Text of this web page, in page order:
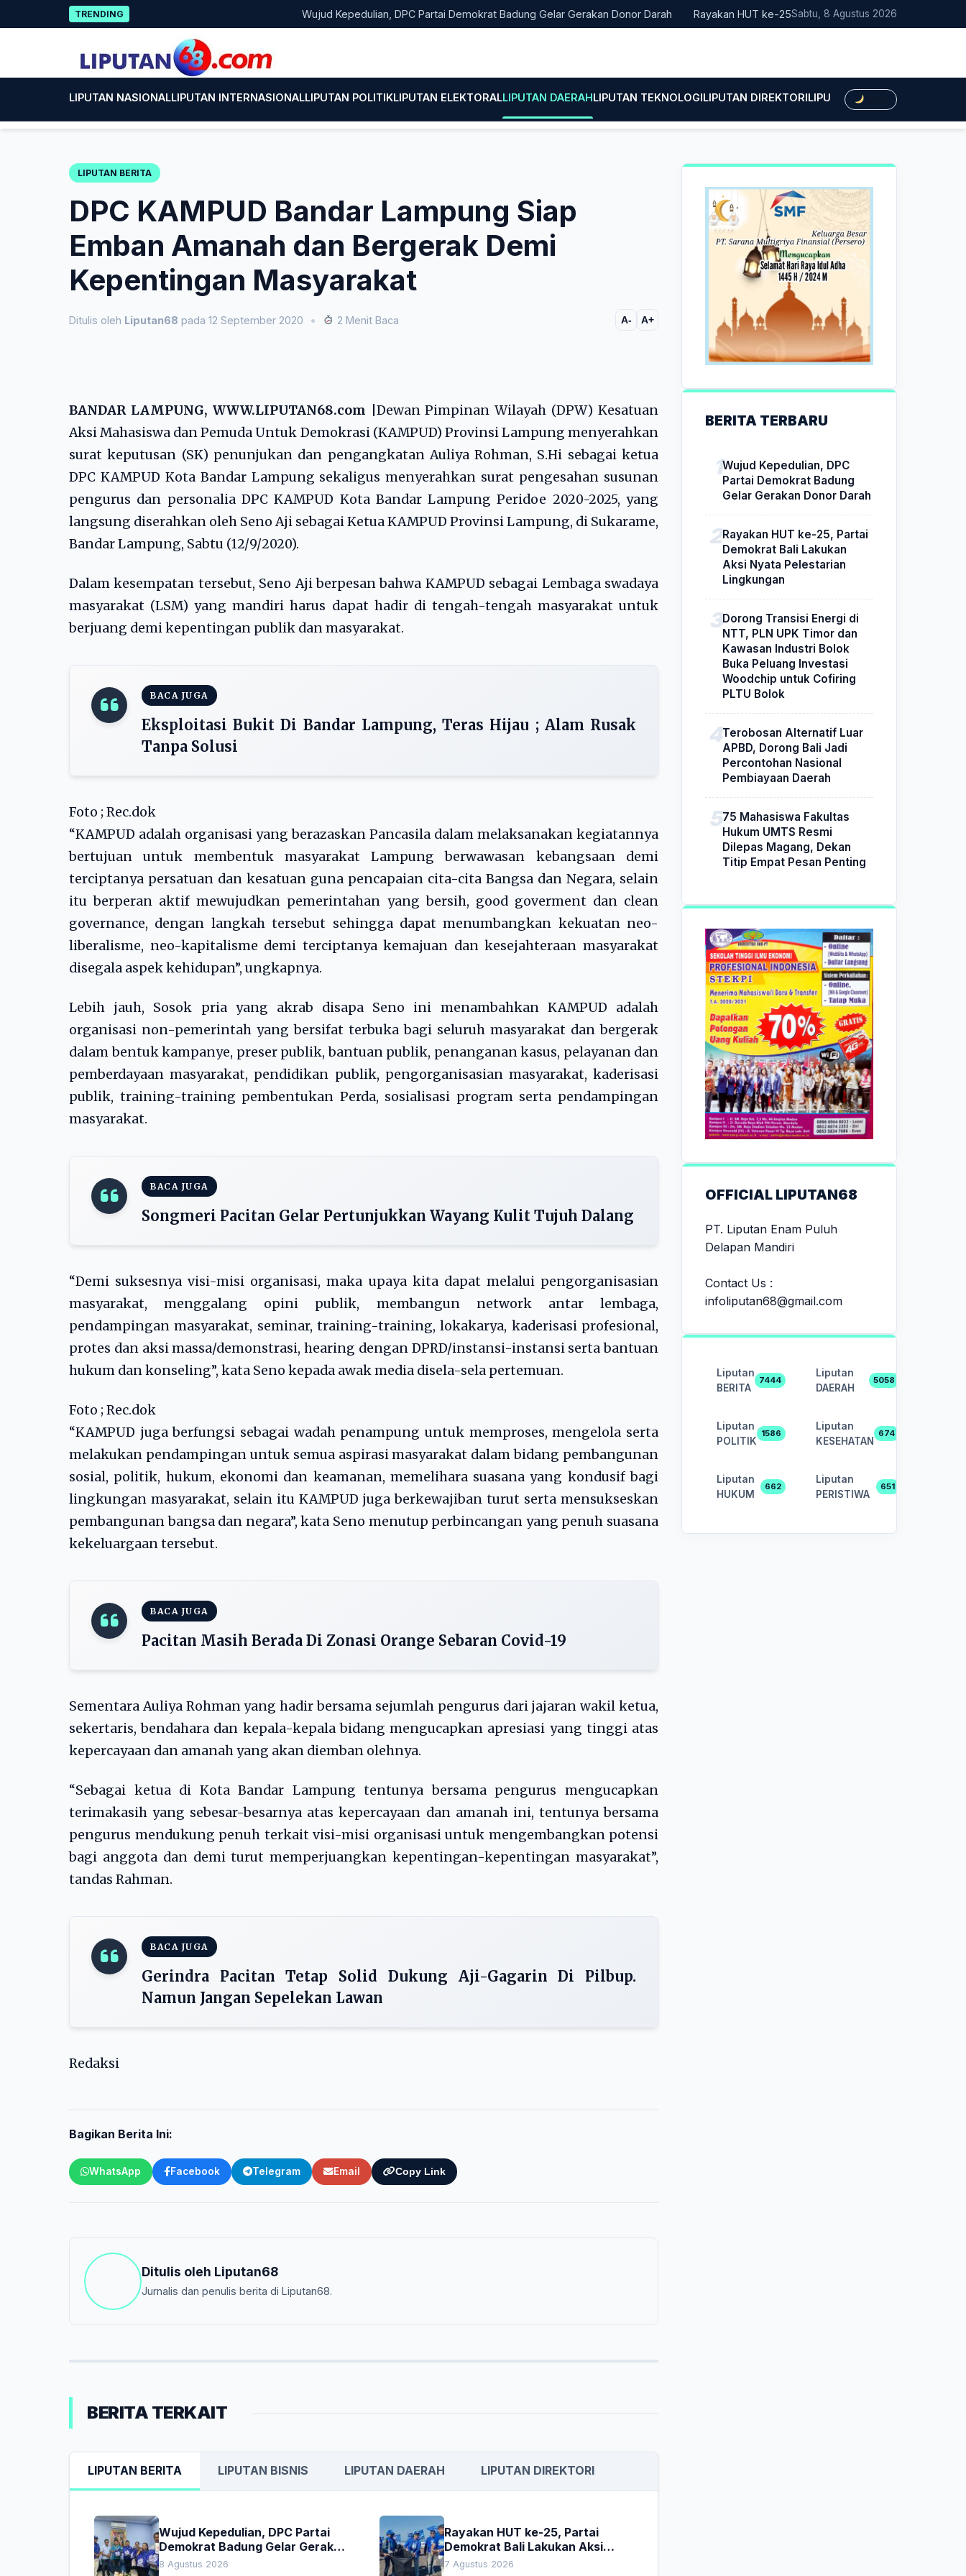
to
TRENDING Wujud Kepedulian, DPC Partai Demokrat Badung Gelar Gerakan Donor Darah Rayakan HUT ke-25, Partai Demokrat Bali Lakukan Aksi Nyata
Sabtu, 8 Agustus 2026
LIPUTAN NASIONALLIPUTAN INTERNASIONALLIPUTAN POLITIKLIPUTAN ELEKTORALLIPUTAN DAERAHLIPUTAN TEKNOLOGILIPUTAN DIREKTORILIPUTAN HUKUMLIPUTAN
LIPUTAN BERITA
DPC KAMPUD Bandar Lampung Siap
Emban Amanah dan Bergerak Demi
Kepentingan Masyarakat
Ditulis oleh Liputan68 pada 12 September 2020 • 2 Menit Baca A- A+
BANDAR LAMPUNG, WWW.LIPUTAN68.com |Dewan Pimpinan Wilayah (DPW) Kesatuan
Aksi Mahasiswa dan Pemuda Untuk Demokrasi (KAMPUD) Provinsi Lampung menyerahkan
surat keputusan (SK) penunjukan dan pengangkatan Auliya Rohman, S.Hi sebagai ketua
DPC KAMPUD Kota Bandar Lampung sekaligus menyerahkan surat pengesahan susunan
pengurus dan personalia DPC KAMPUD Kota Bandar Lampung Peridoe 2020-2025, yang
langsung diserahkan oleh Seno Aji sebagai Ketua KAMPUD Provinsi Lampung, di Sukarame,
Bandar Lampung, Sabtu (12/9/2020).
Dalam kesempatan tersebut, Seno Aji berpesan bahwa KAMPUD sebagai Lembaga swadaya
masyarakat (LSM) yang mandiri harus dapat hadir di tengah-tengah masyarakat untuk
berjuang demi kepentingan publik dan masyarakat.
BACA JUGA
Eksploitasi Bukit Di Bandar Lampung, Teras Hijau ; Alam Rusak
Tanpa Solusi
Foto ; Rec.dok
“KAMPUD adalah organisasi yang berazaskan Pancasila dalam melaksanakan kegiatannya
bertujuan untuk membentuk masyarakat Lampung berwawasan kebangsaan demi
terciptanya persatuan dan kesatuan guna pencapaian cita-cita Bangsa dan Negara, selain
itu berperan aktif mewujudkan pemerintahan yang bersih, good goverment dan clean
governance, dengan langkah tersebut sehingga dapat menumbangkan kekuatan neo-
liberalisme, neo-kapitalisme demi terciptanya kemajuan dan kesejahteraan masyarakat
disegala aspek kehidupan”, ungkapnya.
Lebih jauh, Sosok pria yang akrab disapa Seno ini menambahkan KAMPUD adalah
organisasi non-pemerintah yang bersifat terbuka bagi seluruh masyarakat dan bergerak
dalam bentuk kampanye, preser publik, bantuan publik, penanganan kasus, pelayanan dan
pemberdayaan masyarakat, pendidikan publik, pengorganisasian masyarakat, kaderisasi
publik, training-training pembentukan Perda, sosialisasi program serta pendampingan
masyarakat.
BACA JUGA
Songmeri Pacitan Gelar Pertunjukkan Wayang Kulit Tujuh Dalang
“Demi suksesnya visi-misi organisasi, maka upaya kita dapat melalui pengorganisasian
masyarakat, menggalang opini publik, membangun network antar lembaga,
pendampingan masyarakat, seminar, training-training, lokakarya, kaderisasi profesional,
protes dan aksi massa/demonstrasi, hearing dengan DPRD/instansi-instansi serta bantuan
hukum dan konseling”, kata Seno kepada awak media disela-sela pertemuan.
Foto ; Rec.dok
“KAMPUD juga berfungsi sebagai wadah penampung untuk memproses, mengelola serta
melakukan pendampingan untuk semua aspirasi masyarakat dalam bidang pembangunan
sosial, politik, hukum, ekonomi dan keamanan, memelihara suasana yang kondusif bagi
lingkungan masyarakat, selain itu KAMPUD juga berkewajiban turut serta mensukseskan
pembangunan bangsa dan negara”, kata Seno menutup perbincangan yang penuh suasana
kekeluargaan tersebut.
BACA JUGA
Pacitan Masih Berada Di Zonasi Orange Sebaran Covid-19
Sementara Auliya Rohman yang hadir bersama sejumlah pengurus dari jajaran wakil ketua,
sekertaris, bendahara dan kepala-kepala bidang mengucapkan apresiasi yang tinggi atas
kepercayaan dan amanah yang akan diemban olehnya.
“Sebagai ketua di Kota Bandar Lampung tentunya bersama pengurus mengucapkan
terimakasih yang sebesar-besarnya atas kepercayaan dan amanah ini, tentunya bersama
pengurus mendukung penuh terkait visi-misi organisasi untuk mengembangkan potensi
bagi anggota dan demi turut memperjuangkan kepentingan-kepentingan masyarakat”,
tandas Rahman.
BACA JUGA
Gerindra Pacitan Tetap Solid Dukung Aji-Gagarin Di Pilbup.
Namun Jangan Sepelekan Lawan
Redaksi
Bagikan Berita Ini:
WhatsApp Facebook Telegram Email Copy Link
Ditulis oleh Liputan68
Jurnalis dan penulis berita di Liputan68.
BERITA TERKAIT
LIPUTAN BERITA LIPUTAN BISNIS LIPUTAN DAERAH LIPUTAN DIREKTORI
Wujud Kepedulian, DPC Partai
Demokrat Badung Gelar Gerakan
Donor Darah
8 Agustus 2026
Rayakan HUT ke-25, Partai
Demokrat Bali Lakukan Aksi
Nyata Pelestarian Lingkungan
7 Agustus 2026
BERITA TERBARU
Wujud Kepedulian, DPC
Partai Demokrat Badung
Gelar Gerakan Donor Darah
Rayakan HUT ke-25, Partai
Demokrat Bali Lakukan
Aksi Nyata Pelestarian
Lingkungan
Dorong Transisi Energi di
NTT, PLN UPK Timor dan
Kawasan Industri Bolok
Buka Peluang Investasi
Woodchip untuk Cofiring
PLTU Bolok
Terobosan Alternatif Luar
APBD, Dorong Bali Jadi
Percontohan Nasional
Pembiayaan Daerah
75 Mahasiswa Fakultas
Hukum UMTS Resmi
Dilepas Magang, Dekan
Titip Empat Pesan Penting
OFFICIAL LIPUTAN68
PT. Liputan Enam Puluh
Delapan Mandiri
Contact Us :
infoliputan68@gmail.com
Liputan
BERITA
7444
Liputan
DAERAH
5058
Liputan
POLITIK
1586
Liputan
KESEHATAN
674
Liputan
HUKUM
662
Liputan
PERISTIWA
651